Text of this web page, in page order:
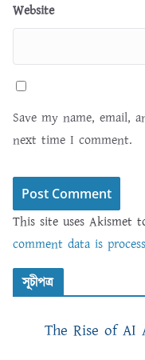
Website
Save my name, email,
next time I comment.
This site uses Akismet
comment data is
সূচীপত্র
The Rise of AI